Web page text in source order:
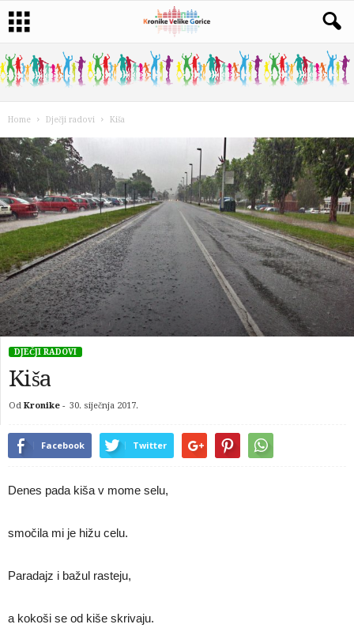
Home Dječji radovi Kiša
DJEČJI RADOVI
Kiša
Od Kronike - 30. siječnja 2017.
Facebook Twitter
Denes pada kiša v mome selu,
smočila mi je hižu celu.
Paradajz i bažul rasteju,
a kokoši se od kiše skrivaju.